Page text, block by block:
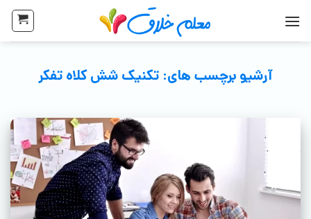
آرشیو برچسب های: تکنیک شش کلاه تفکر